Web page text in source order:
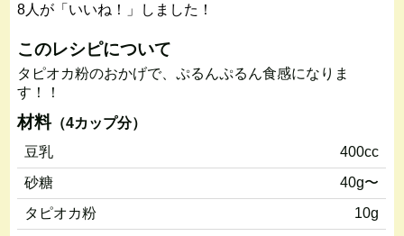
8人 が「いいね！」しました！
このレシピについて
タピオカ粉のおかげで、ぷるんぷるん食感になりま
す！！
材料（4カップ分）
豆乳
400cc
砂糖
40g〜
タピオカ粉
10g